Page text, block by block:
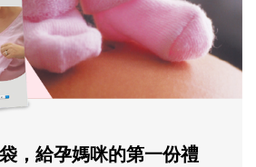
，給孕媽咪的第一份禮